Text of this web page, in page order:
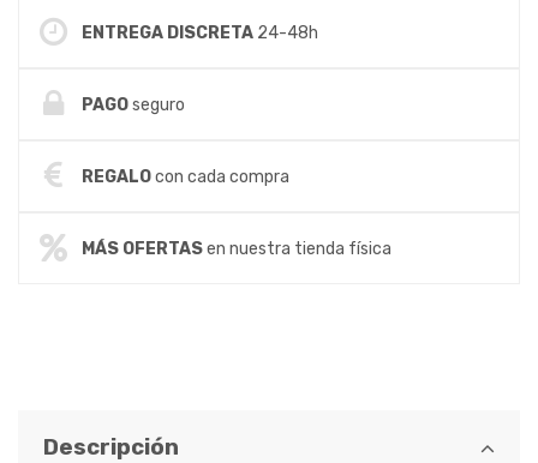
ENTREGA DISCRETA 24-48h
PAGOseguro
REGALOcon cada compra
MÁS OFERTASen nuestra tienda física
Descripción